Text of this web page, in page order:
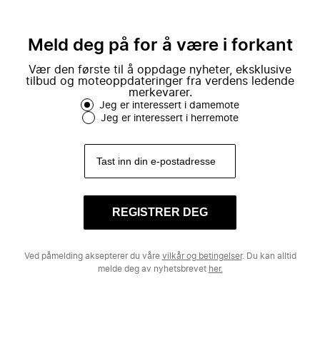
Meld deg på for å være i forkant
Vær den første til å oppdage nyheter, eksklusive
tilbud og moteoppdateringer fra verdens ledende
merkevarer.
Jeg er interessert i damemote
Jeg er interessert i herremote
REGISTRER DEG
Ved påmelding aksepterer du våre vilkår og betingelser. Du kan alltid
melde deg av nyhetsbrevet her.